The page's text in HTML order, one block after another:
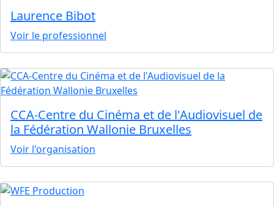
Laurence Bibot
Voir le professionnel
CCA-Centre du Cinéma et de l'Audiovisuel de
la Fédération Wallonie Bruxelles
Voir l'organisation